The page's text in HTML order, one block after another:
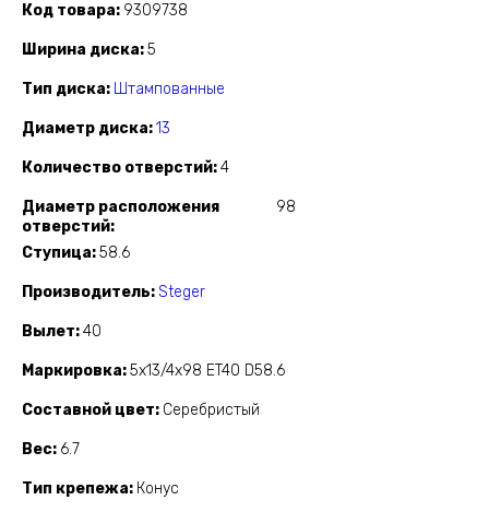
Код товара 9309738
Ширина диска 5
Тип диска Штампованные
Диаметр диска 13
Количество отверстий 4
Диаметр расположения
отверстий
98
Ступица 58.6
Производитель Steger
Вылет 40
Маркировка 5x13/4x98 ET40 D58.6
Составной цвет Серебристый
Вес 6.7
Тип крепежа Конус